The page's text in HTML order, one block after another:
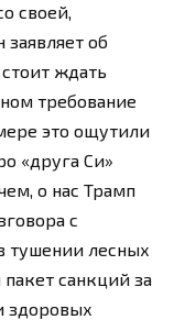
своей,
об
ждать
требование
это ощутили
«друга Си»
о нас Трамп
с
лесных
санкций за
здоровых